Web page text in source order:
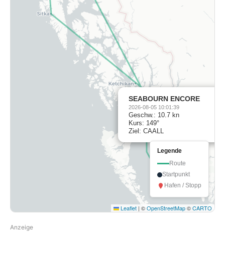
SEABOURN ENCORE
2026-08-05 10:01:39
Geschw.: 10.7 kn
Kurs: 149°
Ziel: CAALL
Leaflet | ©OpenStreetMap©CARTO
Legende
Route
Startpunkt
Hafen / Stopp
Anzeige